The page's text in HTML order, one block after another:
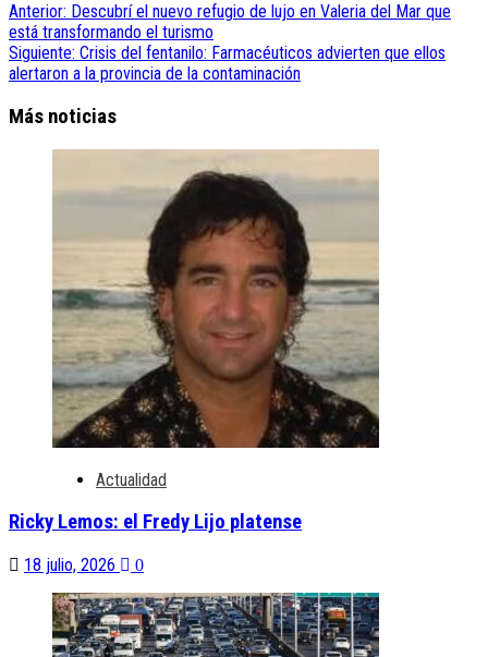
Anterior: Descubrí el nuevo refugio de lujo en Valeria del Mar que
está transformando el turismo
Siguiente: Crisis del fentanilo: Farmacéuticos advierten que ellos
alertaron a la provincia de la contaminación
Más noticias
Actualidad
Ricky Lemos: el Fredy Lijo platense
18 julio, 2026 0